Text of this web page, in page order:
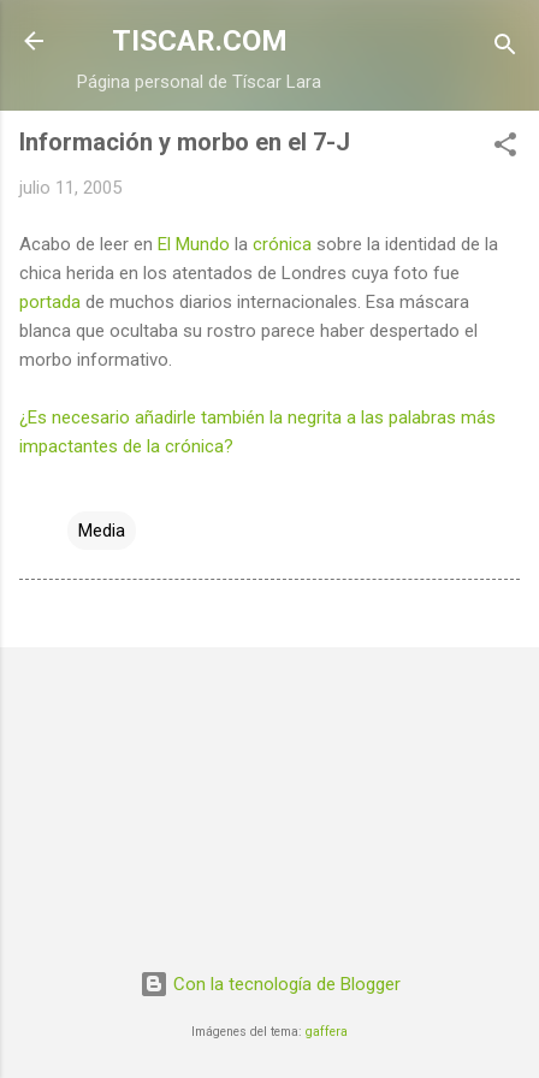
Ir al contenido principal
TISCAR.COM
Página personal de Tíscar Lara
Información y morbo en el 7-J
julio 11, 2005
Acabo de leer en El Mundo la crónica sobre la identidad de la
chica herida en los atentados de Londres cuya foto fue
portada de muchos diarios internacionales. Esa máscara
blanca que ocultaba su rostro parece haber despertado el
morbo informativo.
¿Es necesario añadirle también la negrita a las palabras más
impactantes de la crónica?
Media
Con la tecnología de Blogger
Imágenes del tema: gaffera